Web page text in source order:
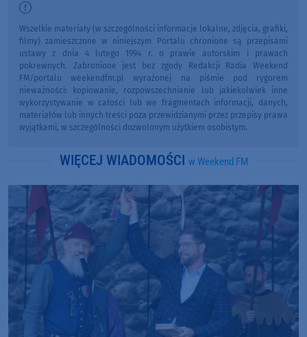
Wszelkie materiały (w szczególności informacje lokalne, zdjęcia, grafiki,
filmy) zamieszczone w niniejszym Portalu chronione są przepisami
ustawy z dnia 4 lutego 1994 r. o prawie autorskim i prawach
pokrewnych. Zabronione jest bez zgody Redakcji Radia Weekend
FM/portalu weekendfm.pl wyrażonej na piśmie pod rygorem
nieważności: kopiowanie, rozpowszechnianie lub jakiekolwiek inne
wykorzystywanie w całości lub we fragmentach informacji, danych,
materiałów lub innych treści poza przewidzianymi przez przepisy prawa
wyjątkami, w szczególności dozwolonym użytkiem osobistym.
WIĘCEJ WIADOMOŚCI w Weekend FM